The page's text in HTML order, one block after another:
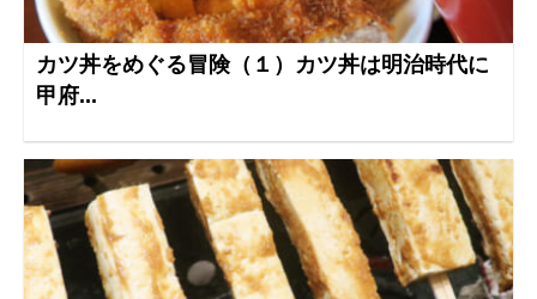
カツ丼をめぐる冒険（１）カツ丼は明治時代に
甲府...